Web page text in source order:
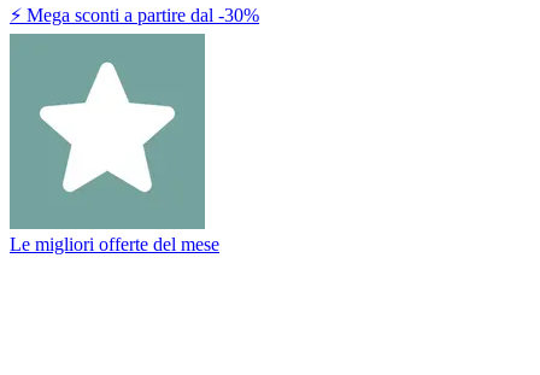
⚡ Mega sconti a partire dal -30%
Le migliori offerte del mese